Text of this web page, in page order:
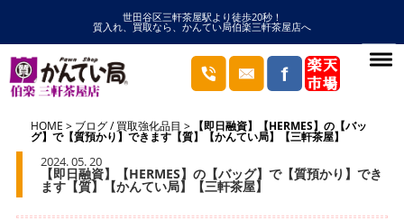
世田谷区三軒茶屋駅より徒歩20秒！
質入れ、買取なら、かんてい局伯楽三軒茶屋店へ
HOME ブログ/買取強化品目 【即日融資】【HERMES】の【バッ
グ】で【質預かり】できます【質】【かんてい局】【三軒茶屋】
2024. 05. 20
【即日融資】【HERMES】の【バッグ】で【質預かり】でき
ます【質】【かんてい局】【三軒茶屋】